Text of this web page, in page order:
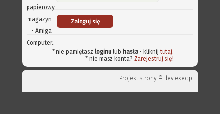
papierowy
magazyn
- Amiga
Computer...
* nie pamiętasz loginu lub hasła - kliknijtutaj.
* nie masz konta? Zarejestruj się!
Projekt strony © dev.exec.pl